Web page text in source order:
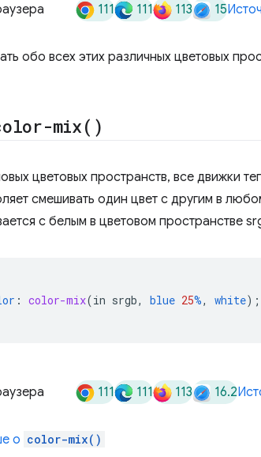
111 111 113 15
обо всех этих различных цветовых
mix( )
цветовых пространств, все движки
смешивать один цвет с другим в
с белым в цветовом пространстве
: color-mix(in srgb, blue 25%, white);
111 111 113 16.2
о color-mix()